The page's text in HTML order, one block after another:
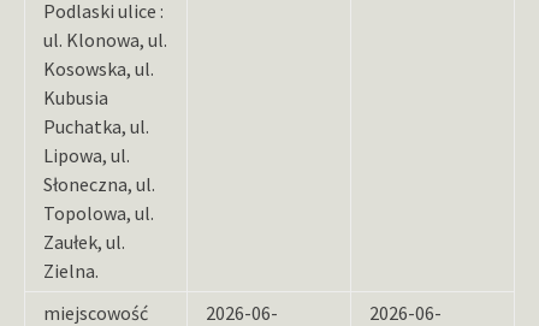
Podlaski ulice :
ul. Klonowa, ul.
Kosowska, ul.
Kubusia
Puchatka, ul.
Lipowa, ul.
Słoneczna, ul.
Topolowa, ul.
Zaułek, ul.
Zielna.
miejscowość
2026-06-
2026-06-